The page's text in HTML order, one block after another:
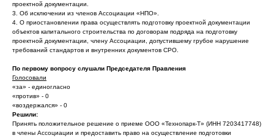
проектной документации.
3. Об исключении из членов Ассоциации «НПО».
4. О приостановлении права осуществлять подготовку проектной документации
объектов капитального строительства по договорам подряда на подготовку
проектной документации, члену Ассоциации, допустившему грубое нарушение
требований стандартов и внутренних документов СРО.
По первому вопросу слушали Председателя Правления
Голосовали
«за» - единогласно
«против» - 0
«воздержался» - 0
Решили:
Принять положительное решение о приеме ООО «Технопарк-Т» (ИНН 7203417748)
в члены Ассоциации и предоставить право на осуществление подготовки